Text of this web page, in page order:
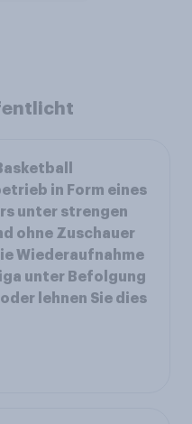
in Form eines
unter strengen
ohne Zuschauer
Wiederaufnahme
unter Befolgung
lehnen Sie dies